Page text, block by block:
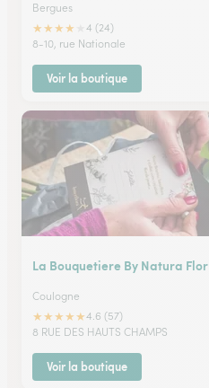
Bergues
★★★★
4 (24)
8-10, rue Nationale
Voir la boutique
La Bouquetiere By Natura Flor
Coulogne
★★★★★4.6 (57)
8 RUE DES HAUTS CHAMPS
Voir la boutique